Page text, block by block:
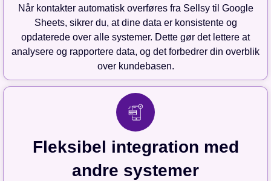
Når kontakter automatisk overføres fra Sellsy til Google
Sheets, sikrer du, at dine data er konsistente og
opdaterede over alle systemer. Dette gør det lettere at
analysere og rapportere data, og det forbedrer din overblik
over kundebasen.
Fleksibel integration med
andre systemer